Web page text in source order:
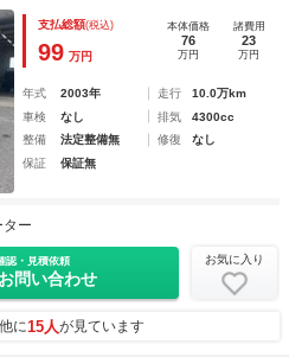
トヒーター ＨＩＤライト キ
安全ボディ
支払総額(税込)
99 万円
本体価格
76
万円
諸費用
23
万円
年式 2003年 走行
10.0万km
車検
なし 排気
4300cc
整備
法定整備無 修復
なし
保証
保証無
ー
認・見積依頼
問い合わせ
お気に入り
に15人が見ています